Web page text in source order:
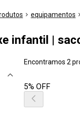
equipamentos
infantil |
Encontramos 2
5% OFF